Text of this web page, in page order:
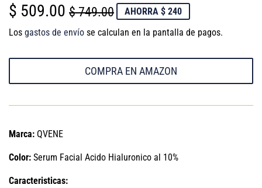
$ 509.00 $ 749.00PRECIO
HABITUAL
$
749.00
PRECIO
DE
VENTA
$
509.00
AHORRA $ 240
Los gastos de envío se calculan en la pantalla de pagos.
COMPRA EN AMAZON
Marca: QVENE
Color: Serum Facial Acido Hialuronico al 10%
Caracteristicas: